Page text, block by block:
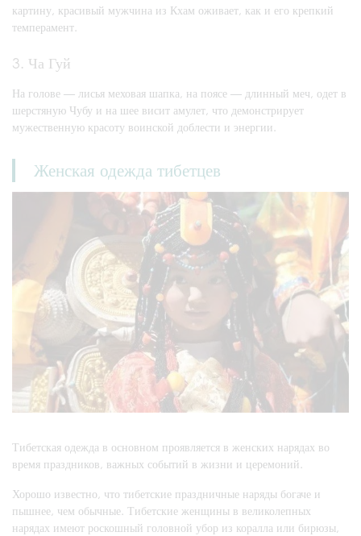
картину, красивый мужчина из Кхам оживает, как и его крепкий
темперамент.
3. Ча Гуй
На голове — лисья меховая шапка, на поясе — длинный меч, одет в
шерстяную Чубу и на шее висит амулет, что демонстрирует
мужественную красоту воинской доблести и энергии.
Женская одежда тибетцев
Тибетская одежда в основном проявляется в женских нарядах во
время праздников, важных событий в жизни и церемоний.
Хорошо известно, что тибетские праздничные наряды богаче и
пышнее, чем обычные. Тибетские женщины в великолепных
нарядах имеют роскошный головной убор из коралла или бирюзы,